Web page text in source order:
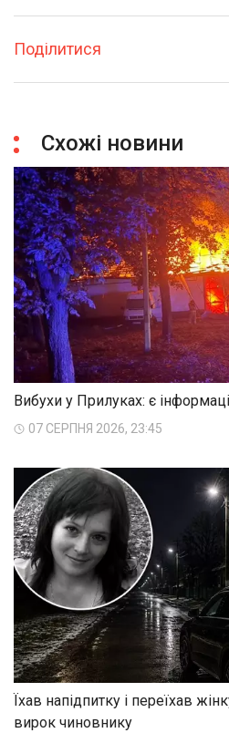
Поділитися
Схожі новини
Вибухи у Прилуках: є
07 СЕРПНЯ 2026, 23:45
Їхав напідпитку і переїхав
вирок чиновнику